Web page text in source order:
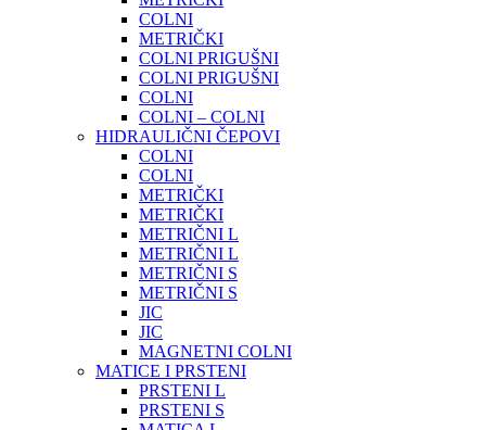
COLNI
METRIČKI
COLNI PRIGUŠNI
COLNI PRIGUŠNI
COLNI
COLNI – COLNI
HIDRAULIČNI ČEPOVI
COLNI
COLNI
METRIČKI
METRIČKI
METRIČNI L
METRIČNI L
METRIČNI S
METRIČNI S
JIC
JIC
MAGNETNI COLNI
MATICE I PRSTENI
PRSTENI L
PRSTENI S